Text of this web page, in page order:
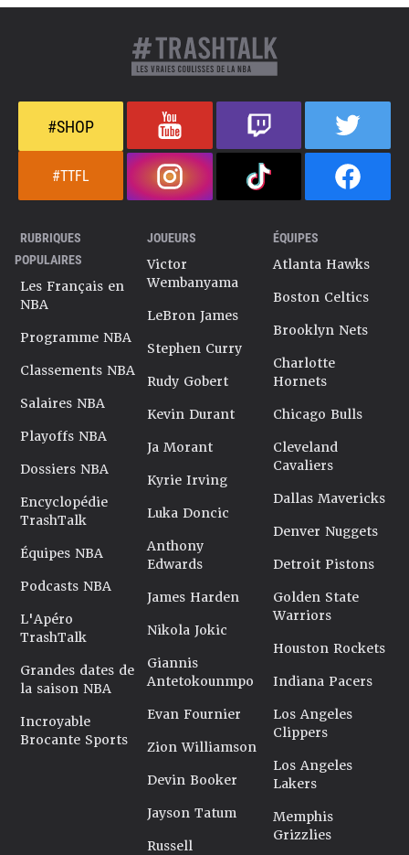
#SHOP
#TTFL
RUBRIQUES
POPULAIRES
Les Français en
NBA
Programme NBA
Classements NBA
Salaires NBA
Playoffs NBA
Dossiers NBA
Encyclopédie
TrashTalk
Équipes NBA
Podcasts NBA
L'Apéro
TrashTalk
Grandes dates de
la saison NBA
Incroyable
Brocante Sports
JOUEURS
Victor
Wembanyama
LeBron James
Stephen Curry
Rudy Gobert
Kevin Durant
Ja Morant
Kyrie Irving
Luka Doncic
Anthony
Edwards
James Harden
Nikola Jokic
Giannis
Antetokounmpo
Evan Fournier
Zion Williamson
Devin Booker
Jayson Tatum
Russell
ÉQUIPES
Atlanta Hawks
Boston Celtics
Brooklyn Nets
Charlotte
Hornets
Chicago Bulls
Cleveland
Cavaliers
Dallas Mavericks
Denver Nuggets
Detroit Pistons
Golden State
Warriors
Houston Rockets
Indiana Pacers
Los Angeles
Clippers
Los Angeles
Lakers
Memphis
Grizzlies